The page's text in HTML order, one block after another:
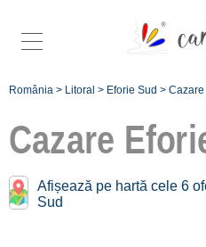
România > Litoral > Eforie Sud > Cazare
Cazare
Afișează pe hartă cele 6
Sud
Cazare în apropiere de
Eforie Sud: